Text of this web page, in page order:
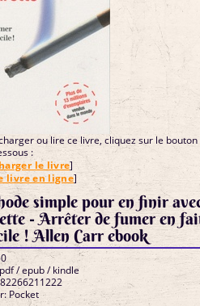
ou lire ce livre, cliquez sur le bouton
:
le livre]
livre en ligne]
simple pour en finir
en fait
! Allen Carr ebook
/ epub / kindle
Pocket